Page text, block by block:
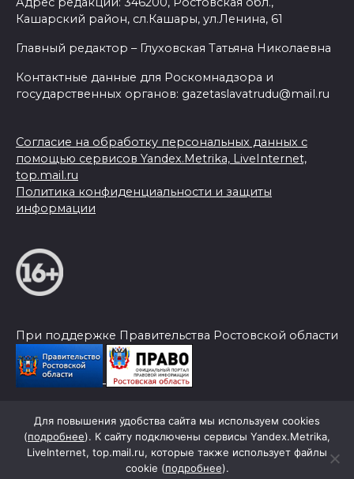
Кашарский район, сл.Кашары, ул.Ленина, 61
Главный редактор – Глуховская Татьяна Николаевна
Контактные данные для Роскомнадзора и
государственных органов: gazetaslavatrudu@mail.ru
Согласие на обработку персональных данных с
помощью сервисов Yandex.Metrika, LiveInternet,
top.mail.ru
Политика конфиденциальности и защиты
информации
При поддержке Правительства Ростовской области
© 2026 Слава Труду
Для повышения удобства сайта мы используем cookies
(подробнее). К сайту подключены сервисы Yandex.Metrika,
LiveInternet, top.mail.ru, которые также использует файлы
cookie (подробнее).